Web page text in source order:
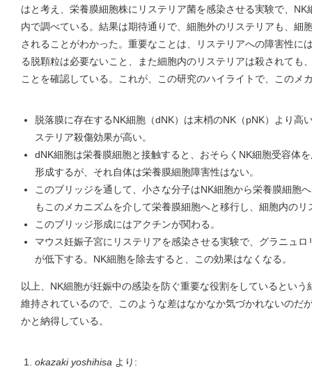
はと考え、栄養膜細胞株にリステリア菌を感染させる実験で、
内で調べている。結果は期待通りで、細胞外のリステリアも、細
されることがわかった。重要なことは、リステリアへの障害性に
る脱顆粒は必要ないこと、また細胞内のリステリアは殺されても
ことを確認している。これが、この研究のハイライトで、このメ
脱落膜に存在するNK細胞（dNK）は末梢のNK（pNK）より高
ステリア殺傷効果が高い。
dNK細胞は栄養膜細胞と接触すると、おそらくNK細胞受容体
形成するが、それ自体は栄養膜細胞障害性はない。
このブリッジを通して、小さな分子はNK細胞から栄養膜細胞
もこのメカニズムを介して栄養膜細胞へと移行し、細胞内の
このブリッジ形成にはアクチンが関わる。
マウス妊娠子宮にリステリアを感染させる実験で、グラニュ
が低下する。NK細胞を除去すると、この効果はなくなる。
以上、NK細胞が妊娠中の感染を防ぐ重要な役割をしているとい
維持されているので、このような差はなかなか気づかれないのだ
かと納得している。
okazaki yoshihisa より: